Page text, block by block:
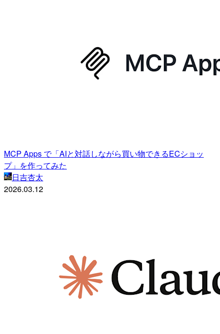
MCP Apps で「AIと対話しながら買い物できるECショッ
プ」を作ってみた
日吉杏太
2026.03.12